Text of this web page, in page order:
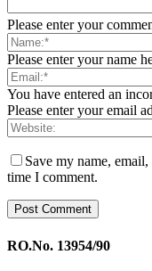
Please enter your
Please enter your name
You have entered an
Please enter your email
Save my name,
time I comment.
RO.No. 13954/90